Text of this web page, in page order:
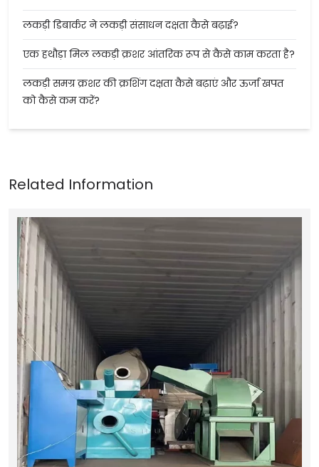
लकड़ी डिबार्कर ने लकड़ी संसाधन दक्षता कैसे बढ़ाई?
एक हथौड़ा मिल लकड़ी क्रशर आंतरिक रूप से कैसे काम करता है?
लकड़ी समग्र क्रशर की क्रशिंग दक्षता कैसे बढ़ाएं और ऊर्जा खपत
को कैसे कम करें?